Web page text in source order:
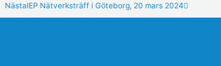
NästaIEP Nätverksträff i Göteborg, 20 mars 2024